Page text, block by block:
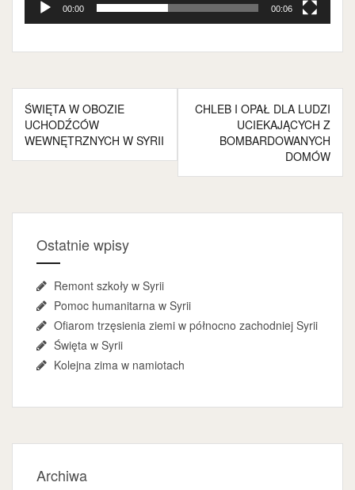
00:00 00:06
Nawigacja
wpisu
ŚWIĘTA W OBOZIE
UCHODŹCÓW
WEWNĘTRZNYCH W SYRII
CHLEB I OPAŁ DLA LUDZI
UCIEKAJĄCYCH Z
BOMBARDOWANYCH
DOMÓW
Ostatnie wpisy
Remont szkoły w Syrii
Pomoc humanitarna w Syrii
Ofiarom trzęsienia ziemi w północno zachodniej Syrii
Święta w Syrii
Kolejna zima w namiotach
Archiwa